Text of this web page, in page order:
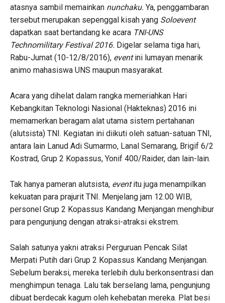
atasnya sambil memainkan nunchaku. Ya, penggambaran
tersebut merupakan sepenggal kisah yang Soloevent
dapatkan saat bertandang ke acara TNI-UNS
Technomilitary Festival 2016. Digelar selama tiga hari,
Rabu-Jumat (10-12/8/2016), eventini lumayan menarik
animo mahasiswa UNS maupun masyarakat.
Acara yang dihelat dalam rangka memeriahkan Hari
Kebangkitan Teknologi Nasional (Hakteknas) 2016 ini
memamerkan beragam alat utama sistem pertahanan
(alutsista) TNI. Kegiatan ini diikuti oleh satuan-satuan TNI,
antara lain Lanud Adi Sumarmo, Lanal Semarang, Brigif 6/2
Kostrad, Grup 2 Kopassus, Yonif 400/Raider, dan lain-lain.
Tak hanya pameran alutsista, eventitu juga menampilkan
kekuatan para prajurit TNI. Menjelang jam 12.00 WIB,
personel Grup 2 Kopassus Kandang Menjangan menghibur
para pengunjung dengan atraksi-atraksi ekstrem.
Salah satunya yakni atraksi Perguruan Pencak Silat
Merpati Putih dari Grup 2 Kopassus Kandang Menjangan.
Sebelum beraksi, mereka terlebih dulu berkonsentrasi dan
menghimpun tenaga. Lalu tak berselang lama, pengunjung
dibuat berdecak kagum oleh kehebatan mereka. Plat besi